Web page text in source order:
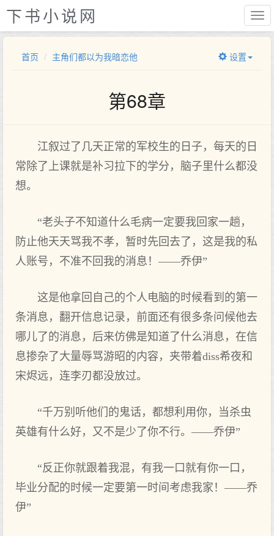
下书小说网
首页 主角们都以为我暗恋他 设置
第68章
江叙过了几天正常的军校生的日子，每天的日
常除了上课就是补习拉下的学分，脑子里什么都没
想。
“老头子不知道什么毛病一定要我回家一趟，
防止他天天骂我不孝，暂时先回去了，这是我的私
人账号，不准不回我的消息！——乔伊”
这是他拿回自己的个人电脑的时候看到的第一
条消息，翻开信息记录，前面还有很多条问候他去
哪儿了的消息，后来仿佛是知道了什么消息，在信
息掺杂了大量辱骂游昭的内容，夹带着diss希夜和
宋烬远，连李刃都没放过。
“千万别听他们的鬼话，都想利用你，当杀虫
英雄有什么好，又不是少了你不行。——乔伊”
“反正你就跟着我混，有我一口就有你一口，
毕业分配的时候一定要第一时间考虑我家！——乔
伊”